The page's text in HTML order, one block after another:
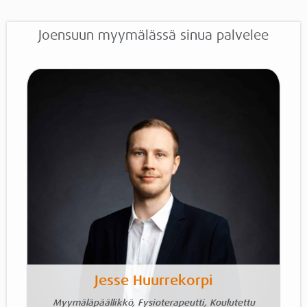
Joensuun myymälässä sinua palvelee
Jesse Huurrekorpi
Myymäläpäällikkö, Fysioterapeutti, Koulutettu